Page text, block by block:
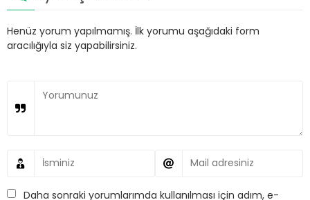
Henüz yorum yapılmamış. İlk yorumu aşağıdaki form
aracılığıyla siz yapabilirsiniz.
Daha sonraki yorumlarımda kullanılması için adım, e-